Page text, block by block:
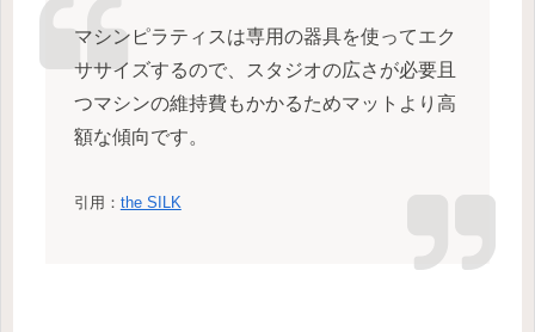
マシンピラティスは専用の器具を使ってエク
ササイズするので、スタジオの広さが必要且
つマシンの維持費もかかるためマットより高
額な傾向です。
引用： the SILK